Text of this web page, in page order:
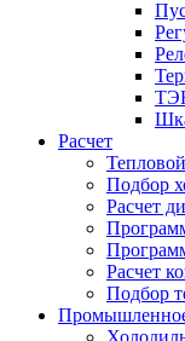
Расчет
Подбор
Расчет
Расчет
Подбор